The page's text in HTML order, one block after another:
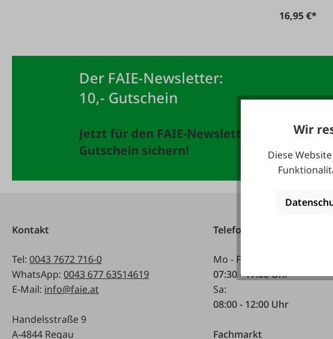
16,95 €*
Der FAIE-Newsletter:
10,- Gutschein
Jetzt für den FAIE-Newsletter anmelden
Gutschein sichern!
Kontakt
Tel: 0043 7672 716-0
WhatsApp: 0043 677 63514619
E-Mail: info@faie.at
Handelsstraße 9
A-4844 Regau
Telefonisch erreichbar:
Mo - Fr:
07:30 - 17.00 Uhr
Sa:
08:00 - 12:00 Uhr
Fachmarkt
Wir
Diese